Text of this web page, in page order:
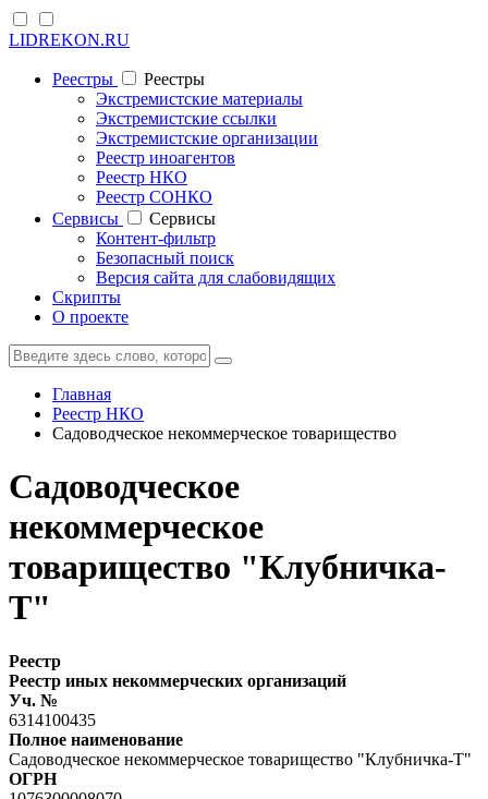
LIDREKON.RU
Реестры
Реестры
Экстремистские материалы
Экстремистские ссылки
Экстремистские организации
Реестр иноагентов
Реестр НКО
Реестр СОНКО
Cервисы
Cервисы
Контент-фильтр
Безопасный поиск
Версия сайта для слабовидящих
Скрипты
О проекте
Главная
Реестр НКО
Садоводческое некоммерческое товарищество
Садоводческое
некоммерческое
товарищество "Клубничка-
Т"
Реестр
Реестр иных некоммерческих организаций
Уч. №
6314100435
Полное наименование
Садоводческое некоммерческое товарищество "Клубничка-Т"
ОГРН